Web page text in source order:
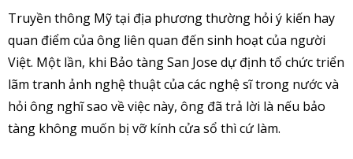
Truyền thông Mỹ tại địa phương thường hỏi ý kiến hay
quan điểm của ông liên quan đến sinh hoạt của người
Việt. Một lần, khi Bảo tàng San Jose dự định tổ chức triển
lãm tranh ảnh nghệ thuật của các nghệ sĩ trong nước và
hỏi ông nghĩ sao về việc này, ông đã trả lời là nếu bảo
tàng không muốn bị vỡ kính cửa sổ thì cứ làm.